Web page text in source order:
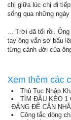
chị giữa lúc chị đi
sống qua những
... Trời đã tối rồi.
tay ông vẫn sờ bấu
từng cảnh đời của
Xem thêm các
Thủ Tục Nhập
TÌM ĐẦU KÉO 1
ĐÁNG ĐỂ CÂN
Công tắc dòng